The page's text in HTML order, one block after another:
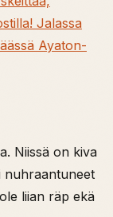
Niissä on kiva
nuhraantuneet
liian räp ekä